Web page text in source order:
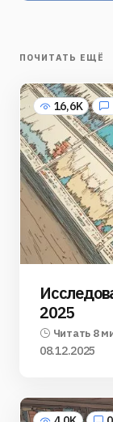
ПОЧИТАТЬ ЕЩЁ
16,6K
2025
Читать 8
08.12.2025